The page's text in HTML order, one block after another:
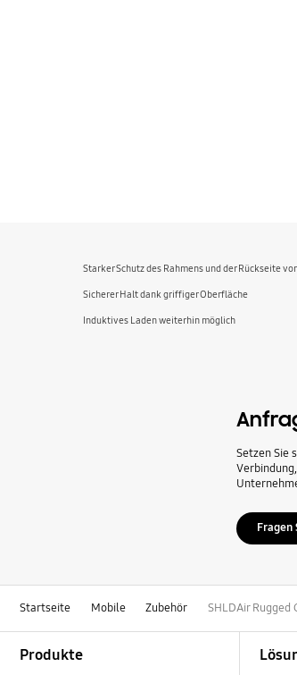
Starker Schutz des Rahmens und der Rückseite
Sicherer Halt dank griffiger Oberfläche
Induktives Laden weiterhin möglich
Setzen Sie
Fragen
Startseite Mobile Zubehör SHLDAir Rugged
Produkte